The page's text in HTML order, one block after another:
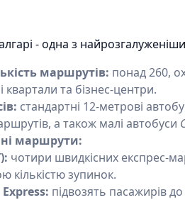
- одна з
маршрутів: понад 260,
квартали та бізнес-центри.
стандартні 12-метрові
а також малі автобуси
маршрути:
чотири швидкісних експрес-
кількістю зупинок.
підвозять пасажирів